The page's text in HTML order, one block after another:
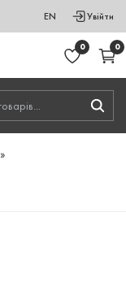
EN Увійти
0 0
»